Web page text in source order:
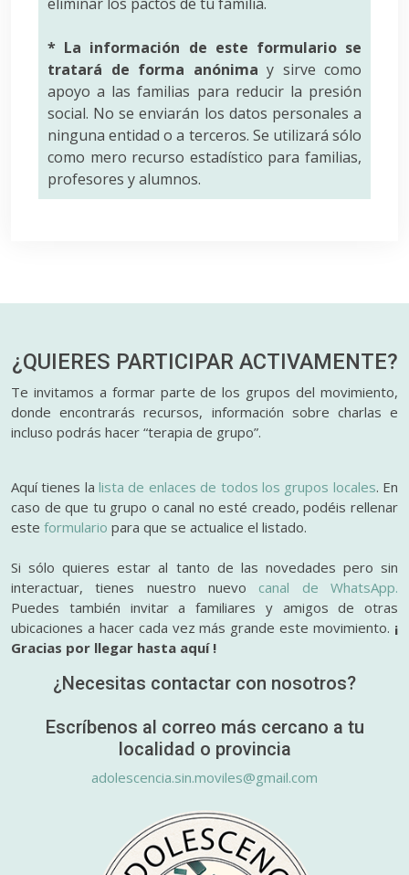
* La información de este formulario se
tratará de forma anónima y sirve como
apoyo a las familias para reducir la presión
social. No se enviarán los datos personales a
ninguna entidad o a terceros. Se utilizará sólo
como mero recurso estadístico para familias,
profesores y alumnos.
¿QUIERES PARTICIPAR ACTIVAMENTE?
Te invitamos a formar parte de los grupos del movimiento,
donde encontrarás recursos, información sobre charlas e
incluso podrás hacer “terapia de grupo”.
Aquí tienes lalista de enlaces de todos los grupos locales. En
caso de que tu grupo o canal no esté creado, podéis rellenar
este formulario para que se actualice el listado.
Si sólo quieres estar al tanto de las novedades pero sin
interactuar, tienes nuestro nuevo canal de WhatsApp.
Puedes también invitar a familiares y amigos de otras
ubicaciones a hacer cada vez más grande este movimiento. ¡
Gracias por llegar hasta aquí !
¿Necesitas contactar con nosotros?
Escríbenos al correo más cercano a tu
localidad o provincia
adolescencia.sin.moviles@gmail.com